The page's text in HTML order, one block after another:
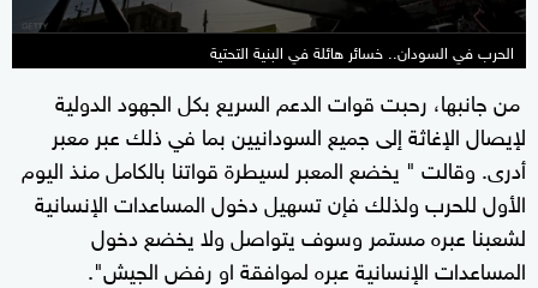
الحرب في السودان.. خسائر هائلة في البنية التحتية
من جانبها، رحبت قوات الدعم السريع بكل الجهود الدولية
لإيصال الإغاثة إلى جميع السودانيين بما في ذلك عبر معبر
أدرى. وقالت " يخضع المعبر لسيطرة قواتنا بالكامل منذ اليوم
الأول للحرب ولذلك فإن تسهيل دخول المساعدات الإنسانية
لشعبنا عبره مستمر وسوف يتواصل ولا يخضع دخول
المساعدات الإنسانية عبره لموافقة او رفض الجيش".